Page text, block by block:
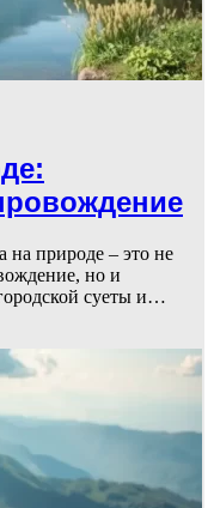
природе – это не
но и
суеты и…